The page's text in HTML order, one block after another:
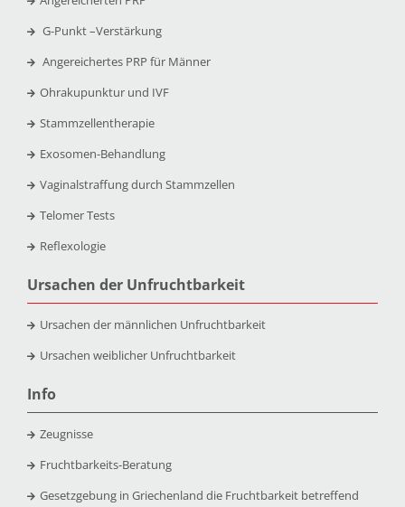
G-Punkt –Verstärkung
Angereichertes PRP für Männer
Ohrakupunktur und IVF
Stammzellentherapie
Exosomen-Behandlung
Vaginalstraffung durch Stammzellen
Telomer Tests
Reflexologie
Ursachen der Unfruchtbarkeit
Ursachen der männlichen Unfruchtbarkeit
Ursachen weiblicher Unfruchtbarkeit
Info
Zeugnisse
Fruchtbarkeits-Beratung
Gesetzgebung in Griechenland die Fruchtbarkeit betreffend